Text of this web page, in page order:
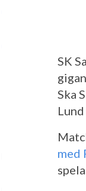
SK
Ska
med